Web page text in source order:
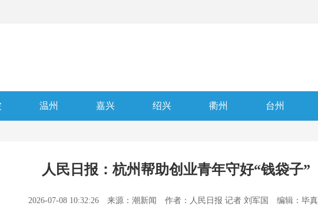
温州 嘉兴 绍兴 衢州 台州
人民日报：杭州帮助创业青年守好“钱袋子”
2026-07-08 10:32:26 来源：潮新闻 作者：人民日报 记者 刘军国 编辑：毕真